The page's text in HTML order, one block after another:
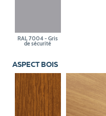
RAL 7004 - Gris
de sécurité
ASPECT BOIS